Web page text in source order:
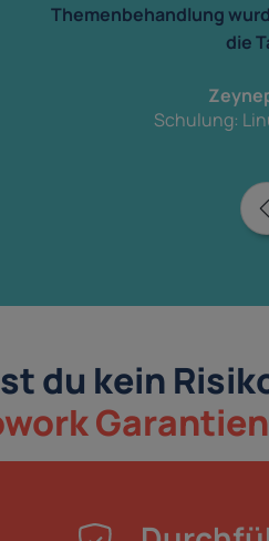
Themenbehandlung
die
Schulung:
du kein